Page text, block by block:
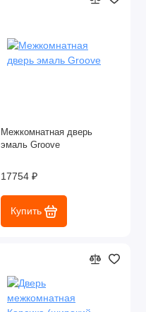
Межкомнатная дверь
эмаль Groove
17754 ₽
Купить